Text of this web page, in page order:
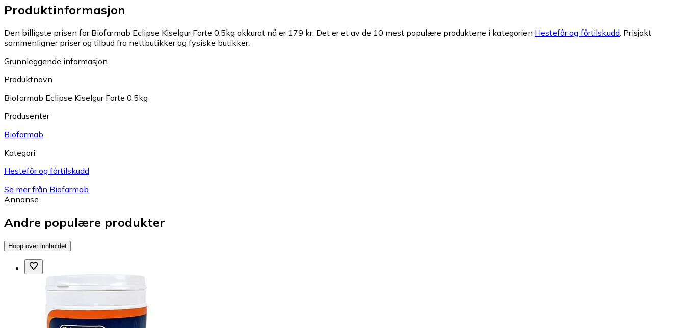
Produktinformasjon
Den billigste prisen for Biofarmab Eclipse Kiselgur Forte 0.5kg akkurat nå er 179 kr. Det er et av de 10 mest populære produktene i kategorien Hestefôr og fôrtilskudd Prisjakt
sammenligner priser og tilbud fra nettbutikker og fysiske butikker.
Grunnleggende informasjon
Produktnavn
Biofarmab Eclipse Kiselgur Forte 0.5kg
Produsenter
Biofarmab
Kategori
Hestefôr og fôrtilskudd
Se mer från Biofarmab
Annonse
Andre populære produkter
Hopp over innholdet